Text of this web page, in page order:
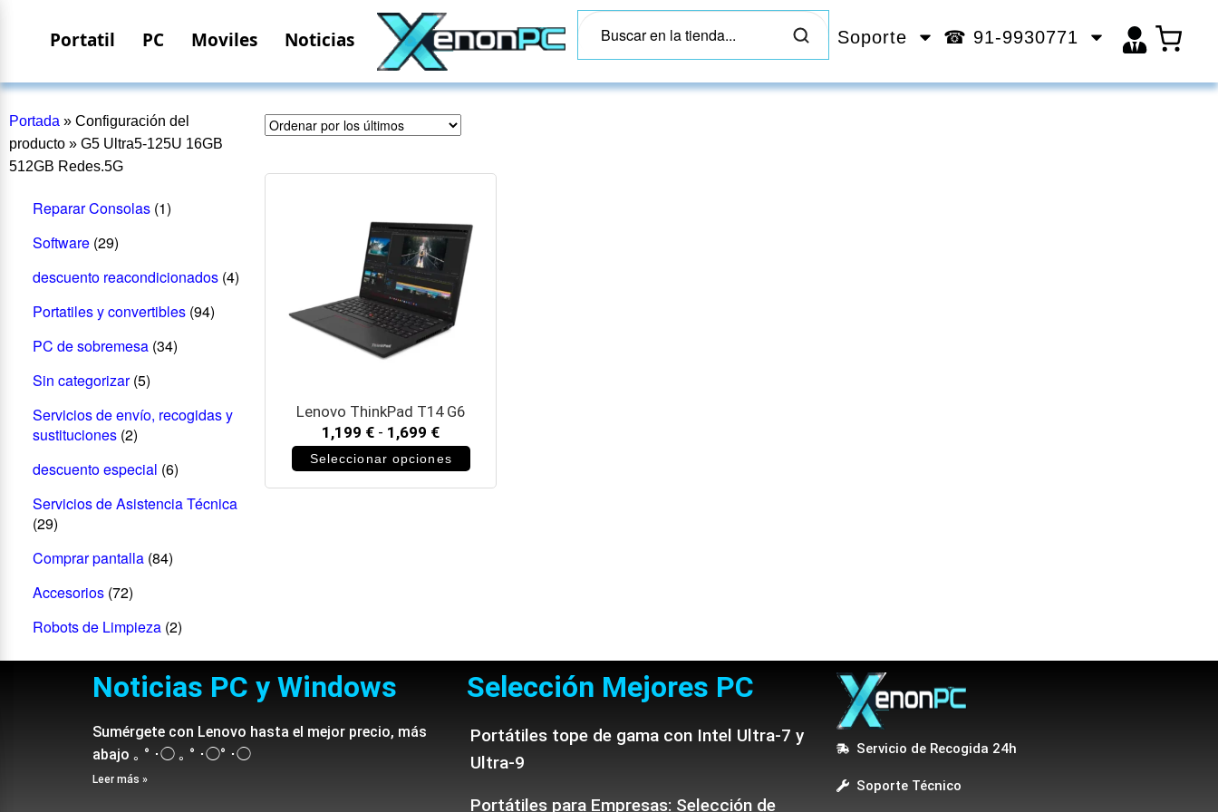
Portatil PC Moviles Noticias Soporte ☎ 91-9930771
Portada » Configuración del
producto » G5 Ultra5-125U 16GB
512GB Redes.5G
Reparar Consolas (1)
Software (29)
descuento reacondicionados (4)
Portatiles y convertibles (94)
PC de sobremesa (34)
Sin categorizar (5)
Servicios de envío, recogidas y
sustituciones (2)
descuento especial (6)
Servicios de Asistencia Técnica
(29)
Comprar pantalla (84)
Accesorios (72)
Robots de Limpieza (2)
Lenovo ThinkPad T14 G6
1,199 € - 1,699 €
Seleccionar opciones
Noticias PC y Windows
Sumérgete con Lenovo hasta el mejor precio, más
abajo ｡ ° ･◯ ｡ ° ･◯° ･◯
Leer más »
Selección Mejores PC
Portátiles tope de gama con Intel Ultra-7 y
Ultra-9
Portátiles para Empresas: Selección de
Servicio de Recogida 24h
Soporte Técnico